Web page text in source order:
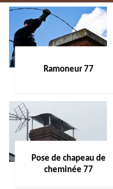
Ramoneur 77
Pose de chapeau de
cheminée 77